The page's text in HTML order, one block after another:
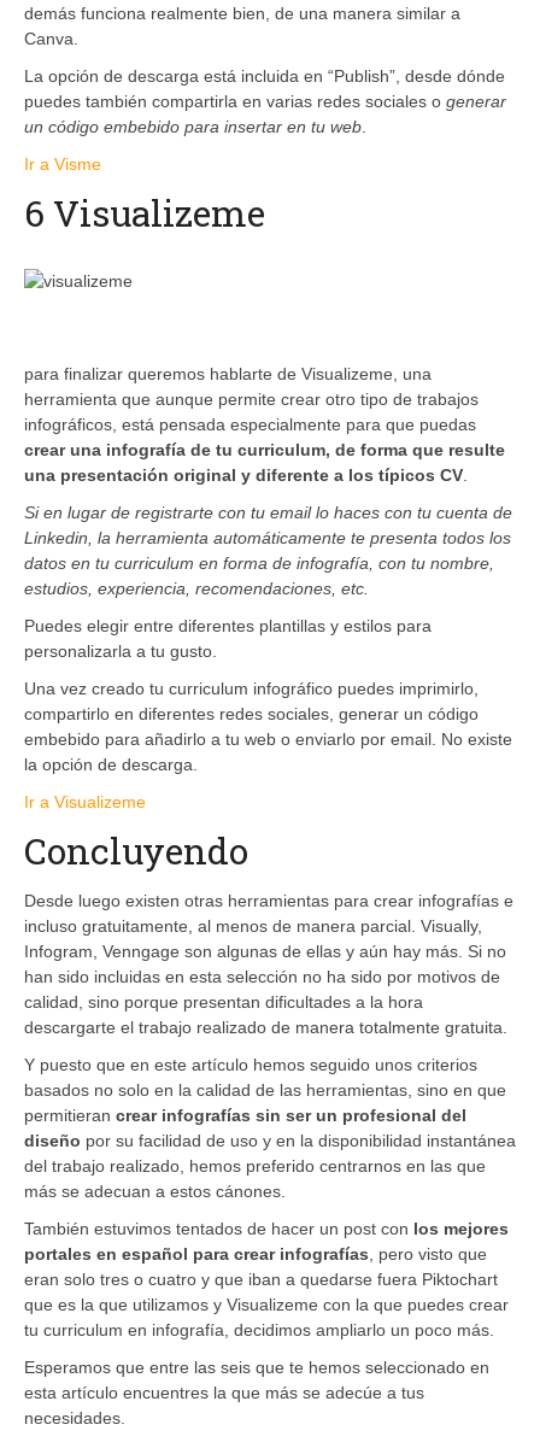
demás funciona realmente bien, de una manera similar a
Canva.
La opción de descarga está incluida en “Publish”, desde dónde
puedes también compartirla en varias redes sociales o generar
un código embebido para insertar en tu web.
Ir a Visme
6 Visualizeme
para finalizar queremos hablarte de Visualizeme, una
herramienta que aunque permite crear otro tipo de trabajos
infográficos, está pensada especialmente para que puedas
crear una infografía de tu curriculum, de forma que resulte
una presentación original y diferente a los típicos CV.
Si en lugar de registrarte con tu email lo haces con tu cuenta de
Linkedin, la herramienta automáticamente te presenta todos los
datos en tu curriculum en forma de infografía, con tu nombre,
estudios, experiencia, recomendaciones, etc.
Puedes elegir entre diferentes plantillas y estilos para
personalizarla a tu gusto.
Una vez creado tu curriculum infográfico puedes imprimirlo,
compartirlo en diferentes redes sociales, generar un código
embebido para añadirlo a tu web o enviarlo por email. No existe
la opción de descarga.
Ir a Visualizeme
Concluyendo
Desde luego existen otras herramientas para crear infografías e
incluso gratuitamente, al menos de manera parcial. Visually,
Infogram, Venngage son algunas de ellas y aún hay más. Si no
han sido incluidas en esta selección no ha sido por motivos de
calidad, sino porque presentan dificultades a la hora
descargarte el trabajo realizado de manera totalmente gratuita.
Y puesto que en este artículo hemos seguido unos criterios
basados no solo en la calidad de las herramientas, sino en que
permitieran crear infografías sin ser un profesional del
diseño por su facilidad de uso y en la disponibilidad instantánea
del trabajo realizado, hemos preferido centrarnos en las que
más se adecuan a estos cánones.
También estuvimos tentados de hacer un post con los mejores
portales en español para crear infografías, pero visto que
eran solo tres o cuatro y que iban a quedarse fuera Piktochart
que es la que utilizamos y Visualizeme con la que puedes crear
tu curriculum en infografía, decidimos ampliarlo un poco más.
Esperamos que entre las seis que te hemos seleccionado en
esta artículo encuentres la que más se adecúe a tus
necesidades.